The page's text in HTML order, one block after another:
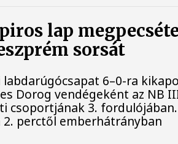
lap
sorsát
labdarúgócsapat 6–0-ra
Dorog vendégeként az NB
csoportjának 3.
2. perctől emberhátrányban